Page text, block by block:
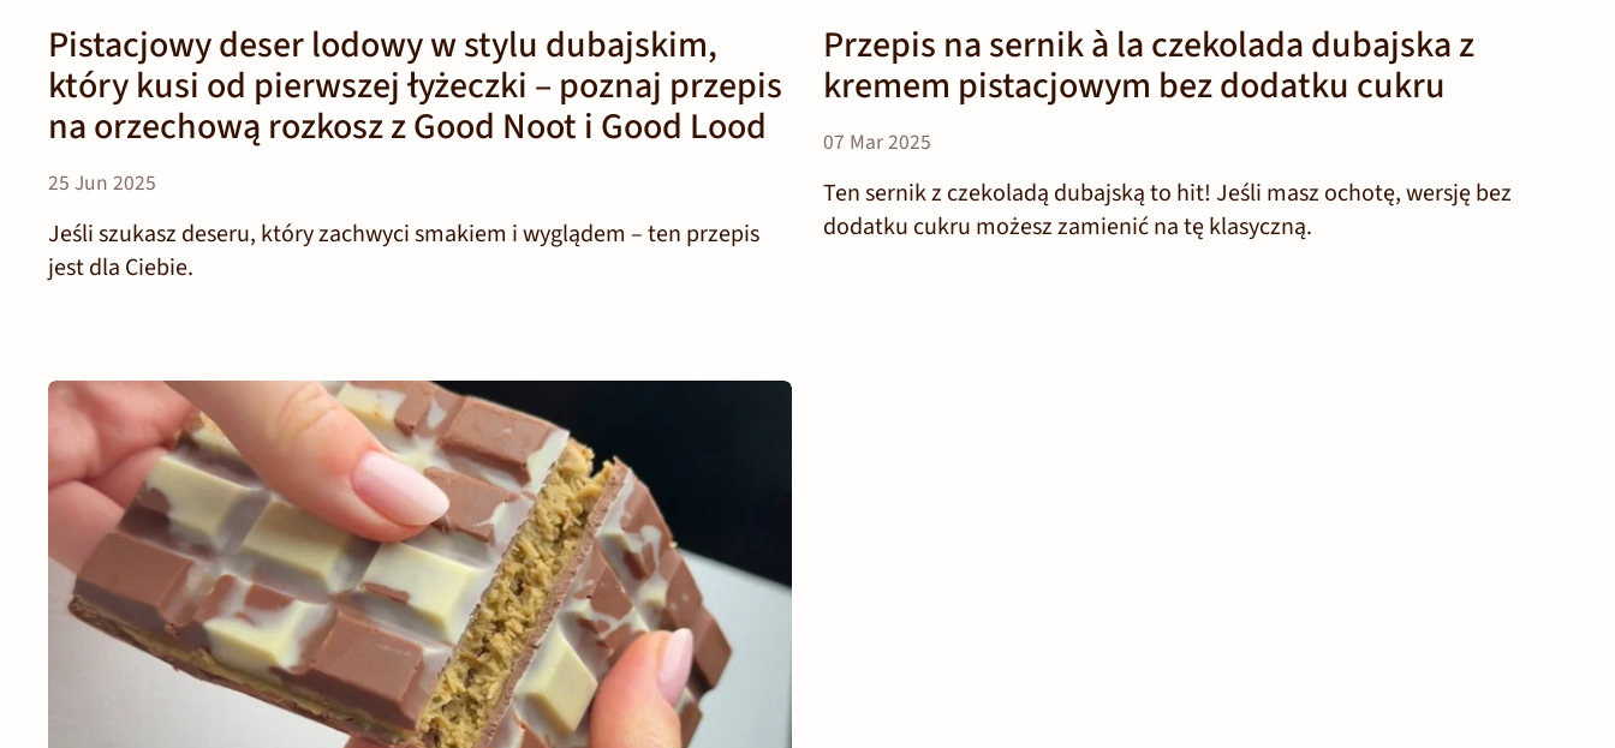
Pistacjowy deser lodowy w stylu dubajskim,
który kusi od pierwszej łyżeczki – poznaj przepis
na orzechową rozkosz z Good Noot i Good Lood
25 Jun 2025
Jeśli szukasz deseru, który zachwyci smakiem i wyglądem – ten przepis
jest dla Ciebie.
Przepis na sernik à la czekolada dubajska z
kremem pistacjowym bez dodatku cukru
07 Mar 2025
Ten sernik z czekoladą dubajską to hit! Jeśli masz ochotę, wersję bez
dodatku cukru możesz zamienić na tę klasyczną.